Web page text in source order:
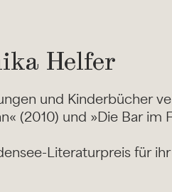
Helfer
und Kinderbücher
(2010) und »Die Bar im
Literaturpreis für